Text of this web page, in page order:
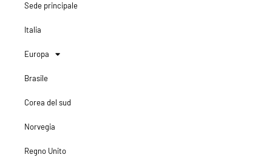
Sede principale
Italia
Europa
Brasile
Corea del sud
Norvegia
Regno Unito